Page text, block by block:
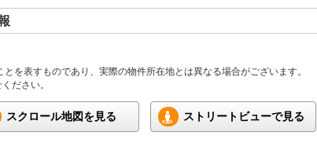
を表すものであり、実際の物件所在地とは異なる場合がございます。
ださい。
スクロール地図を見る ストリートビューで見る